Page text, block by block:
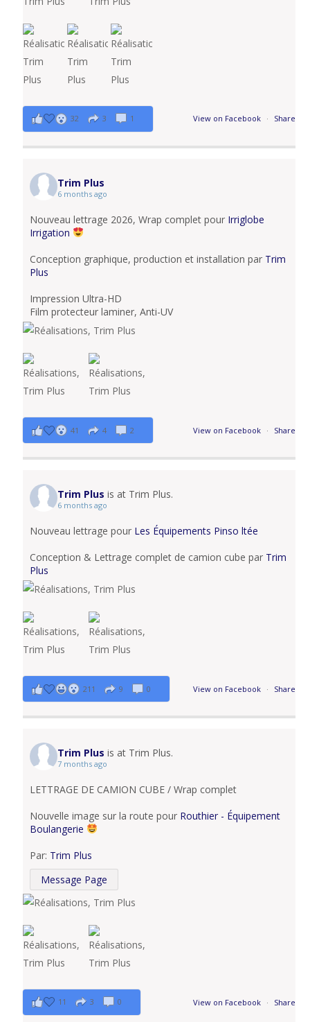
View on Facebook · Share
32 3 1
Trim Plus
6 months ago
Nouveau lettrage 2026, Wrap complet pour Irriglobe
Irrigation
Conception graphique, production et installation par Trim
Plus
Impression Ultra-HD
Film protecteur laminer, Anti-UV
View on Facebook · Share
41 4 2
Trim Plus is at Trim Plus.
6 months ago
Nouveau lettrage pour Les Équipements Pinso ltée
Conception & Lettrage complet de camion cube par Trim
Plus
View on Facebook · Share
211 9 0
Trim Plus is at Trim Plus.
7 months ago
LETTRAGE DE CAMION CUBE / Wrap complet
Nouvelle image sur la route pour Routhier - Équipement
Boulangerie
Par: Trim Plus
Message Page
View on Facebook · Share
11 3 0